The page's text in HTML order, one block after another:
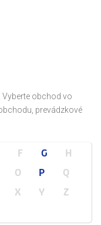
obchod vo
prevádzkové
F G
H
O P
Q
X Y
Z